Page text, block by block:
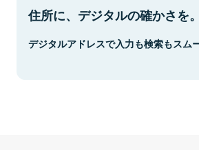
住所に、デジタルの確かさを。
デジタルアドレスで入力も検索もスム